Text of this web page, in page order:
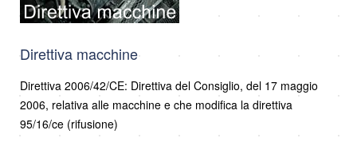
Direttiva macchine
Direttiva 2006/42/CE: Direttiva del Consiglio, del 17 maggio
2006, relativa alle macchine e che modifica la direttiva
95/16/ce (rifusione)